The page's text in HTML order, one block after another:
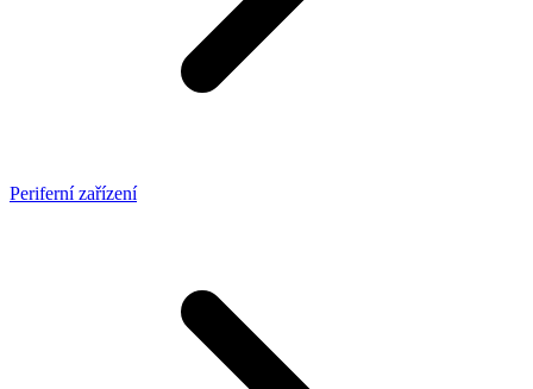
Periferní zařízení